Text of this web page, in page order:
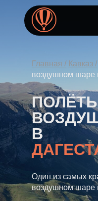
Главная / Кавказ /
воздушном шаре
В
Один из самых
воздушном шаре